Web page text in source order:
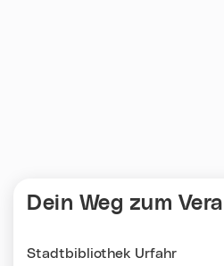
Dein Weg zum
Stadtbibliothek Urfahr